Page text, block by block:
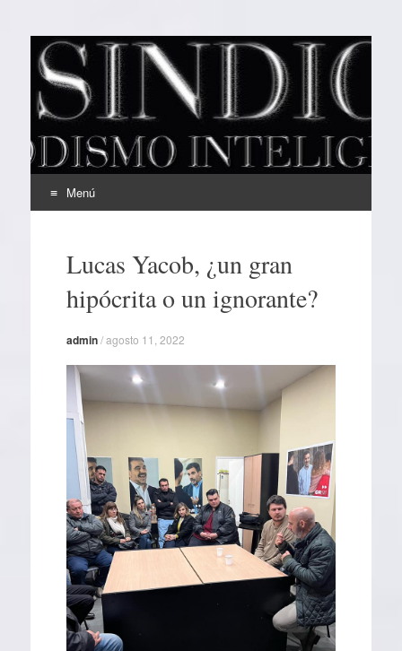
EL SINDICAL
Periodismo Inteligente
Menú
contenidoLucas Yacob, ¿un gran
hipócrita o un ignorante?
admin/agosto 11, 2022